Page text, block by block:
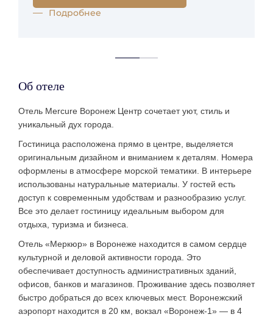
Подробнее
Об отеле
Отель Mercure Воронеж Центр сочетает уют, стиль и
уникальный дух города.
Гостиница расположена прямо в центре, выделяется
оригинальным дизайном и вниманием к деталям. Номера
оформлены в атмосфере морской тематики. В интерьере
использованы натуральные материалы. У гостей есть
доступ к современным удобствам и разнообразию услуг.
Все это делает гостиницу идеальным выбором для
отдыха, туризма и бизнеса.
Отель «Меркюр» в Воронеже находится в самом сердце
культурной и деловой активности города. Это
обеспечивает доступность административных зданий,
офисов, банков и магазинов. Проживание здесь позволяет
быстро добраться до всех ключевых мест. Воронежский
аэропорт находится в 20 км, вокзал «Воронеж-1» — в 4